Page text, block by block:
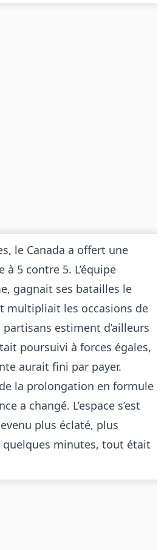
le Canada a offert une
5 contre 5. L’équipe
gagnait ses batailles le
multipliait les occasions de
estiment d’ailleurs
poursuivi à forces égales,
aurait fini par payer.
la prolongation en formule
a changé. L’espace s’est
plus éclaté, plus
quelques minutes, tout était